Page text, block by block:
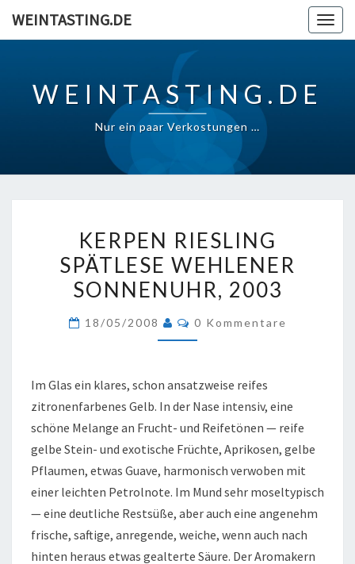
WEINTASTING.DE
WEINTASTING.DE
Nur ein paar Verkostungen …
RIESLING
SPÄTLESE
WEHLENER
2003
KERPEN RIESLING
SPÄTLESE WEHLENER
SONNENUHR, 2003
18/05/2008 Kommentare
0 Kommentare
Im Glas ein klares, schon ansatzweise reifes
zitronenfarbenes Gelb. In der Nase intensiv, eine
schöne Melange an Frucht- und Reifetönen — reife
gelbe Stein- und exotische Früchte, Aprikosen, gelbe
Pflaumen, etwas Guave, harmonisch verwoben mit
einer leichten Petrolnote. Im Mund sehr moseltypisch
— eine deutliche Restsüße, aber auch eine angenehm
frische, saftige, anregende, weiche, wenn auch nach
hinten heraus etwas gealterte Säure. Der Aromakern